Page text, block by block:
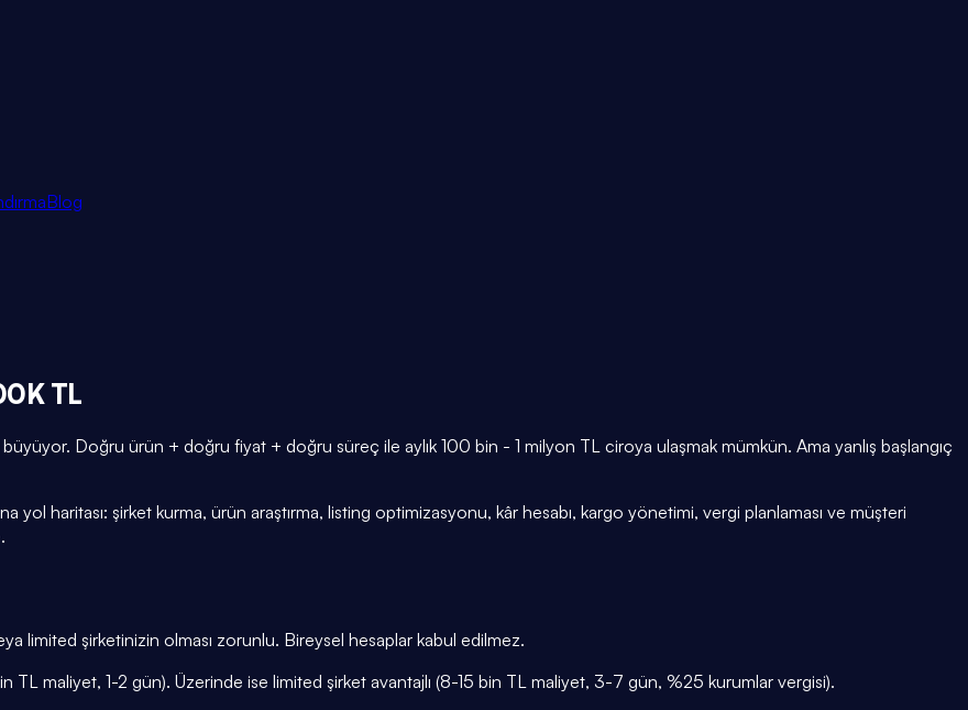
Blog
TL
Doğru ürün + doğru fiyat + doğru süreç ile aylık 100 bin - 1 milyon TL ciroya ulaşmak mümkün. Ama yanlış başlangıç
yol haritası: şirket kurma, ürün araştırma, listing optimizasyonu, kâr hesabı, kargo yönetimi, vergi planlaması ve müşteri
limited şirketinizin olması zorunlu. Bireysel hesaplar kabul edilmez.
TL maliyet, 1-2 gün). Üzerinde ise limited şirket avantajlı (8-15 bin TL maliyet, 3-7 gün, %25 kurumlar vergisi).